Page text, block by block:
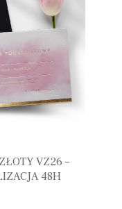
VZ26 –
48H